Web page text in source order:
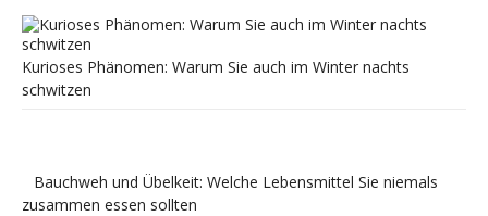
Kurioses Phänomen: Warum Sie auch im Winter nachts
schwitzen
Bauchweh und Übelkeit: Welche Lebensmittel Sie niemals
zusammen essen sollten